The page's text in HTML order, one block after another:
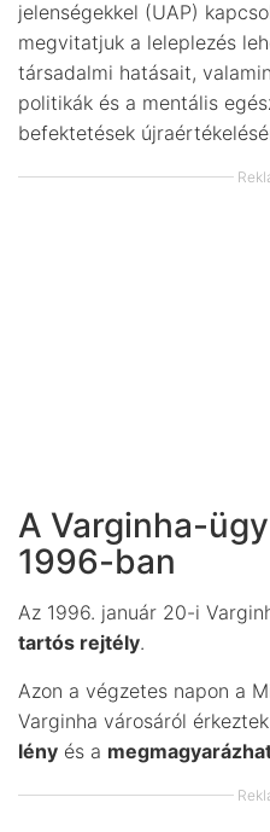
jelenségekkel (UAP)
megvitatjuk a leleplezés
társadalmi hatásait,
politikák és a mentális
befektetések
A Varginha-
1996-ban
Az 1996. január 20-i
tartós rejtély.
Azon a végzetes napon a
Varginha városáról
lény és a